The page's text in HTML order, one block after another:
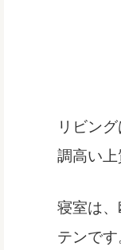
リビン
調高い上
寝室は
テンです